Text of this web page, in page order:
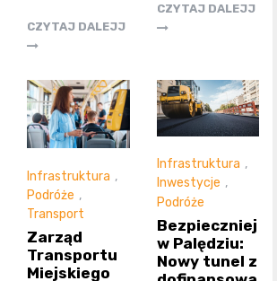
CZYTAJ DALEJJ
CZYTAJ DALEJJ
Infrastruktura ,
Podróże ,
Transport
Zarząd
Transportu
Miejskiego
Infrastruktura ,
Inwestycje ,
Podróże
Bezpieczniej
w Palędziu:
Nowy tunel z